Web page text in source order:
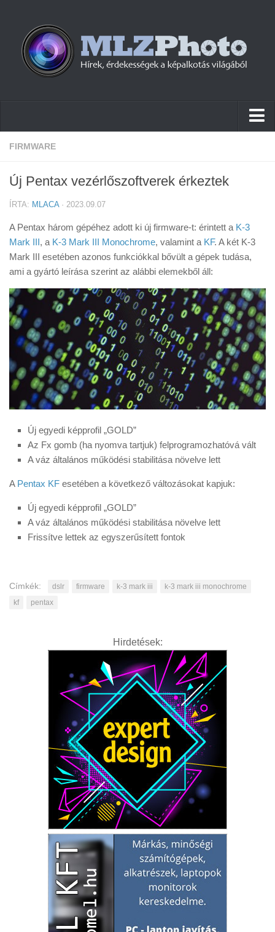
Hírek
Cikkek
Firmware
Tudástár
Tanácsok
Érdekességek
Helyszíni Riport
E-BB
FIRMWARE
Új Pentax vezérlőszoftverek érkeztek
ÍRTA: MLACA· 2023.09.07
A Pentax három gépéhez adott ki új firmware-t: érintett a K-3
Mark III, a K-3 Mark III Monochrome, valamint a KF. A két K-3
Mark III esetében azonos funkciókkal bővült a gépek tudása,
ami a gyártó leírása szerint az alábbi elemekből áll:
Új egyedi képprofil „GOLD”
Az Fx gomb (ha nyomva tartjuk) felprogramozhatóvá vált
A váz általános működési stabilitása növelve lett
A Pentax KF esetében a következő változásokat kapjuk:
Új egyedi képprofil „GOLD”
A váz általános működési stabilitása növelve lett
Frissítve lettek az egyszerűsített fontok
Címkék: dslr firmware k-3 mark iii
k-3 mark iii monochrome
kf
pentax
Hirdetések: